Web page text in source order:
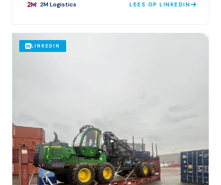
2M Logistics LEES OP LINKEDIN
LINKEDIN